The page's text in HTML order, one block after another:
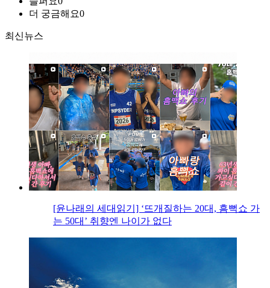
더 궁금해요0
최신뉴스
[윤나래의 세대읽기] ‘뜨개질하는 20대, 흠뻑쇼 가
는 50대’ 취향엔 나이가 없다